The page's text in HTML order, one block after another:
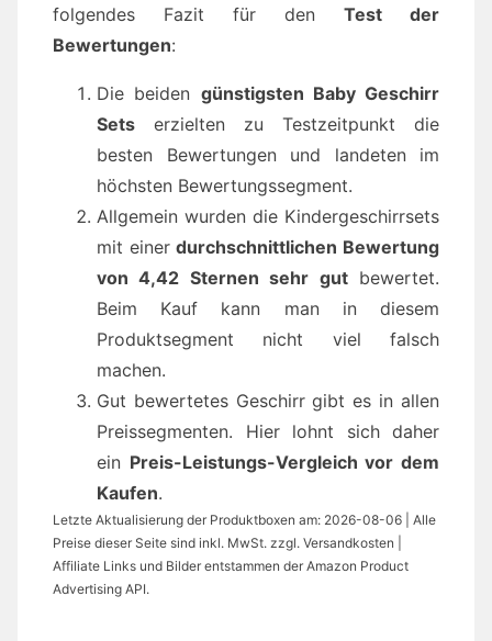
folgendes Fazit für den Test der
Bewertungen:
Die beiden günstigsten Baby Geschirr
Sets erzielten zu Testzeitpunkt die
besten Bewertungen und landeten im
höchsten Bewertungssegment.
Allgemein wurden die Kindergeschirrsets
mit einer durchschnittlichen Bewertung
von 4,42 Sternen sehr gutbewertet.
Beim Kauf kann man in diesem
Produktsegment nicht viel falsch
machen.
Gut bewertetes Geschirr gibt es in allen
Preissegmenten. Hier lohnt sich daher
ein Preis-Leistungs-Vergleich vor dem
Kaufen.
Letzte Aktualisierung der Produktboxen am: 2026-08-06 | Alle
Preise dieser Seite sind inkl. MwSt. zzgl. Versandkosten |
Affiliate Links und Bilder entstammen der Amazon Product
Advertising API.